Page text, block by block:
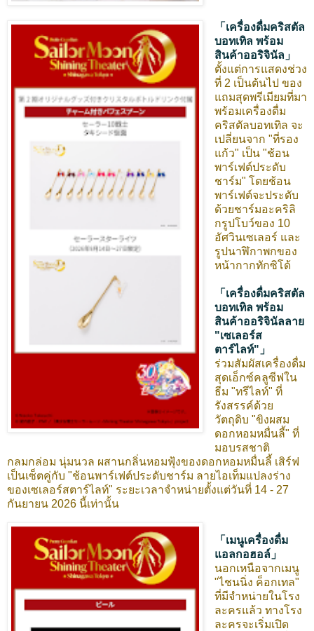
「เครื่องดื่มคริสตัล
บอทเทิล พร้อม
สินค้าออริจินัล」
ตั้งแต่การแสดงช่วง
ที่ 2 เป็นต้นไป ของ
แถมสุดพรีเมียมที่มา
พร้อมเครื่องดื่ม
คริสตัลบอทเทิล จะ
เปลี่ยนจาก "ที่รอง
แก้ว" เป็น "ช้อน
พาร์เฟต์ประดับ
ชาร์ม" โดยช้อน
พาร์เฟต์จะประดับ
ด้วยชาร์มอะคริลิ
กรูปโบว์ของ 10
อัศวินเซเลอร์ และ
รูปนาฬิกาพกของ
หน้ากากทักซิโด้
「เครื่องดื่มคริสตัล
บอทเทิล พร้อม
สินค้าออริจินัลลาย
"เซเลอร์ส
ตาร์ไลท์"」
ร่วมสัมผัสเครื่องดื่ม
สุดเอ็กซ์คลูซีฟใน
ธีม "ทรีไลท์" ที่
รังสรรค์ด้วย
วัตถุดิบ "ขิงผสม
ดอกหอมหมื่นลี้" ที่
มอบรสชาติ
กลมกล่อม นุ่มนวล ผสานกลิ่นหอมฟุ้งของดอกหอมหมื่นลี้ เสิร์ฟ
เป็นเซ็ตคู่กับ "ช้อนพาร์เฟต์ประดับชาร์ม ลายไอเท็มแปลงร่าง
ของเซเลอร์สตาร์ไลท์" ระยะเวลาจำหน่ายตั้งแต่วันที่ 14 - 27
กันยายน 2026 นี้เท่านั้น
「เมนูเครื่องดื่ม
แอลกอฮอล์」
นอกเหนือจากเมนู
"ไชนนิ่ง ค็อกเทล"
ที่มีจำหน่ายในโรง
ละครแล้ว ทางโรง
ละครจะเริ่มเปิด